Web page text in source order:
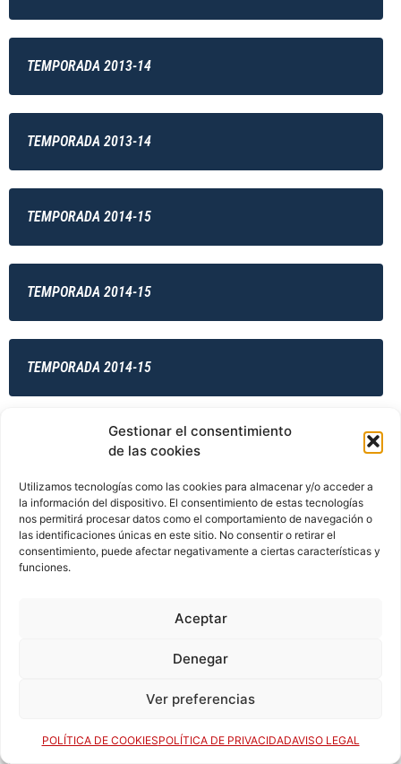
Gestionar el consentimiento
de las cookies
Utilizamos tecnologías como las cookies para almacenar y/o acceder a
la información del dispositivo. El consentimiento de estas tecnologías
nos permitirá procesar datos como el comportamiento de navegación o
las identificaciones únicas en este sitio. No consentir o retirar el
consentimiento, puede afectar negativamente a ciertas características y
funciones.
Aceptar
Denegar
Ver preferencias
POLÍTICA DE COOKIESPOLÍTICA DE PRIVACIDADAVISO LEGAL
TEMPORADA 2013-14
TEMPORADA 2013-14
TEMPORADA 2014-15
TEMPORADA 2014-15
TEMPORADA 2014-15
TEMPORADA 2014-15
TEMPORADA 2014-15
TEMPORADA 2015-16